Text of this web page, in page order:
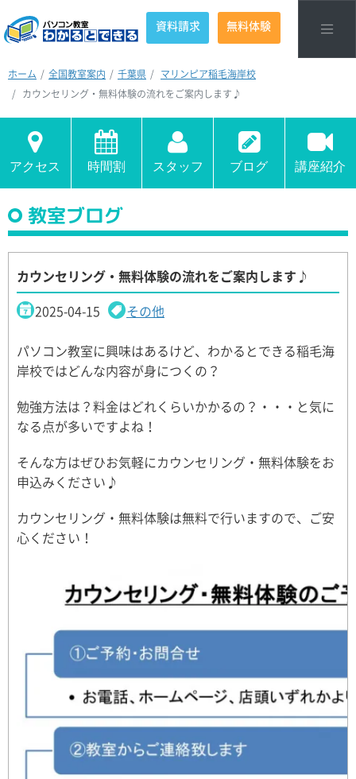
資料請求 無料体験
ホーム 全国教室案内 千葉県
マリンピア稲毛海岸校
カウンセリング・無料体験の流れをご案内します♪
アクセス 時間割 スタッフ ブログ 講座紹介
教室ブログ
カウンセリング・無料体験の流れをご案内します♪
2025-04-15
その他
パソコン教室に興味はあるけど、わかるとできる稲毛海
岸校ではどんな内容が身につくの？
勉強方法は？料金はどれくらいかかるの？・・・と気に
なる点が多いですよね！
そんな方はぜひお気軽にカウンセリング・無料体験をお
申込みください♪
カウンセリング・無料体験は無料で行いますので、ご安
心ください！